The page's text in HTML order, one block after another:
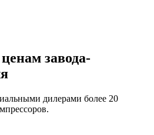
завода-
дилерами более 20